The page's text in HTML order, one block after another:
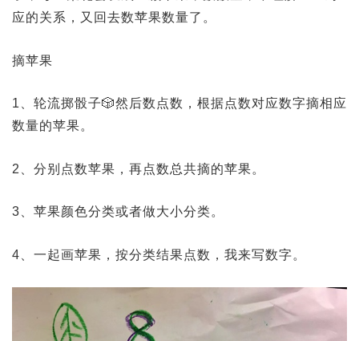
应的关系，又回去数苹果数量了。
摘苹果
1、轮流掷骰子🎲然后数点数，根据点数对应数字摘相应
数量的苹果。
2、分别点数苹果，再点数总共摘的苹果。
3、苹果颜色分类或者做大小分类。
4、一起画苹果，按分类结果点数，我来写数字。